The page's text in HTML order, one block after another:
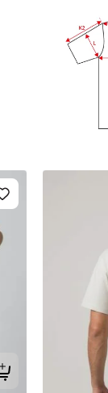
Tilføj til kurv